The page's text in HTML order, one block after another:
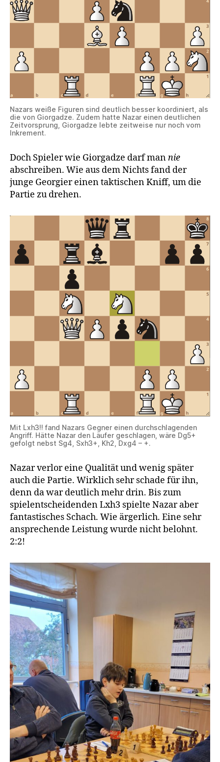
Nazars weiße Figuren sind deutlich besser koordiniert, als
die von Giorgadze. Zudem hatte Nazar einen deutlichen
Zeitvorsprung, Giorgadze lebte zeitweise nur noch vom
Inkrement.
Doch Spieler wie Giorgadze darf mannie
abschreiben. Wie aus dem Nichts fand der
junge Georgier einen taktischen Kniff, um die
Partie zu drehen.
Mit Lxh3!! fand Nazars Gegner einen durchschlagenden
Angriff. Hätte Nazar den Läufer geschlagen, wäre Dg5+
gefolgt nebst Sg4, Sxh3+, Kh2, Dxg4 – +.
Nazar verlor eine Qualität und wenig später
auch die Partie. Wirklich sehr schade für ihn,
denn da war deutlich mehr drin. Bis zum
spielentscheidenden Lxh3 spielte Nazar aber
fantastisches Schach. Wie ärgerlich. Eine sehr
ansprechende Leistung wurde nicht belohnt.
2:2!